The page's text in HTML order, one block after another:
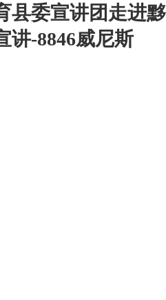
县委宣讲团走进黟
讲-8846威尼斯